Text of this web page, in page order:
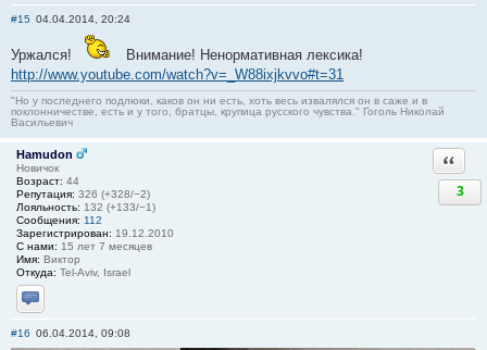
#15 04.04.2014, 20:24
Уржался!
Внимание! Ненормативная лексика!
http://www.youtube.com/watch?v=_W88ixjkvvo#t=31
"Но у последнего подлюки, каков он ни есть, хоть весь извалялся он в саже и в
поклонничестве, есть и у того, братцы, крупица русского чувства." Гоголь Николай
Васильевич
Hamudon
Новичок
Возраст: 44
Репутация: 326 (+328/−2)
Лояльность: 132 (+133/−1)
Сообщения: 112
Зарегистрирован: 19.12.2010
С нами: 15 лет 7 месяцев
Имя: Виктор
Откуда: Tel-Aviv, Israel
Отправить личное сообщение
3
#16 06.04.2014, 09:08